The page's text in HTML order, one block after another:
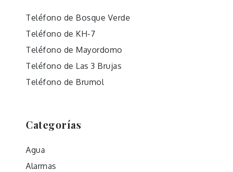
Teléfono de Bosque Verde
Teléfono de KH-7
Teléfono de Mayordomo
Teléfono de Las 3 Brujas
Teléfono de Brumol
Categorías
Agua
Alarmas